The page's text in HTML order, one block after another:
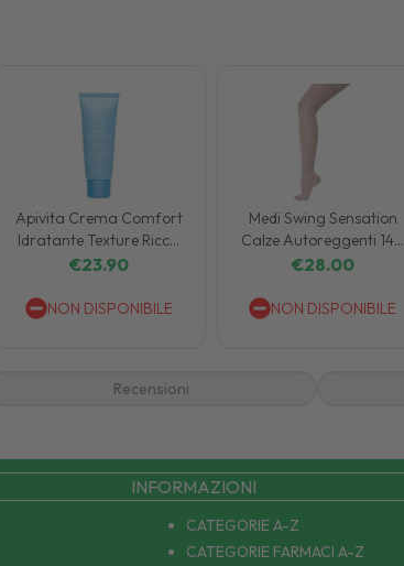
Apivita Crema Comfort
Idratante Texture Ricca
40 ml
€23.90
NON DISPONIBILE
Medi Swing Sensation
Calze Autoreggenti 140
Denari 18mmhg Taglia 3
€28.00
NON DISPONIBILE
Recensioni
INFORMAZIONI
CATEGORIE A-Z
CATEGORIE FARMACI A-Z